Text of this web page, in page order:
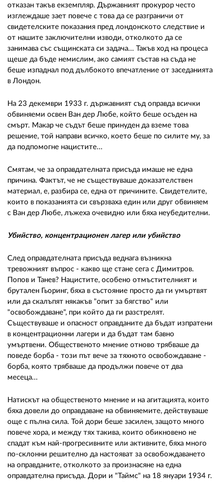
отказан такъв екземпляр. Държавният прокурор често
изглеждаше зает повече с това да се разграничи от
свидетелските показания пред лондонското следствие и
от нашите заключителни изводи, отколкото да се
занимава със същинската си задача... Такъв ход на процеса
щеше да бъде немислим, ако самият състав на съда не
беше изпаднал под дълбокото впечатление от заседанията
в Лондон.
На 23 декември 1933 г. държавният съд оправда всички
обвиняеми освен Ван дер Любе, който беше осъден на
смърт. Макар че съдът беше принуден да вземе това
решение, той направи всичко, което беше по силите му, за
да подпомогне нацистите...
Смятам, че за оправдателната присъда имаше не една
причина. Фактът, че не съществуваше доказателствен
материал, е, разбира се, една от причините. Свидетелите,
които в показанията си свързваха един или друг обвиняем
с Ван дер Любе, лъжеха очевидно или бяха неубедителни.
Убийство, концентрационен лагер или убийство
След оправдателната присъда веднага възникна
тревожният въпрос - какво ще стане сега с Димитров.
Попов и Танев? Нацистите, особено отмъстителният и
брутален Гьоринг, бяха в състояние просто да ги умъртвят
или да скалъпят някакъв "опит за бягство" или
"освобождаване", при който да ги разстрелят.
Съществуваше и опасност оправданите да бъдат изпратени
в концентрационни лагери и да бъдат там бавно
умъртвени. Общественото мнение отново трябваше да
поведе борба - този път вече за тяхното освобождаване -
борба, която трябваше да продължи повече от два
месеца...
Натискът на общественото мнение и на агитацията, които
бяха довели до оправдаване на обвиняемите, действуваше
още с пълна сила. Той дори беше засилен, защото много
повече хора, и между тях такива, които обикновено не
спадат към най-прогресивните или активните, бяха много
по-склонни решително да настояват за освобождаването
на оправданите, отколкото за произнасяне на една
оправдателна присъда. Дори и "Таймс" на 18 януари 1934 г.